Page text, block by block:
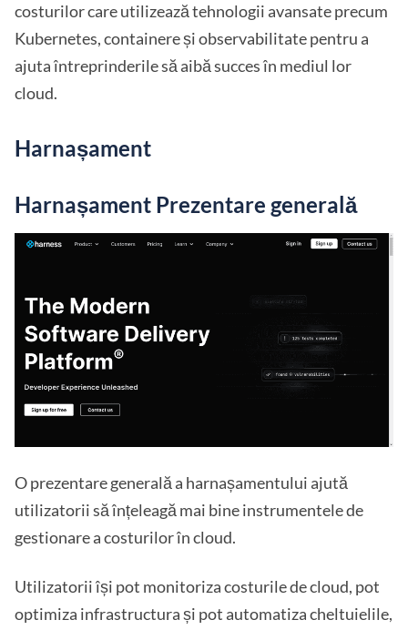
costurilor care utilizează tehnologii avansate precum
Kubernetes, containere și observabilitate pentru a
ajuta întreprinderile să aibă succes în mediul lor
cloud.
Harnașament
Harnașament Prezentare generală
O prezentare generală a harnașamentului ajută
utilizatorii să înțeleagă mai bine instrumentele de
gestionare a costurilor în cloud.
Utilizatorii își pot monitoriza costurile de cloud, pot
optimiza infrastructura și pot automatiza cheltuielile,